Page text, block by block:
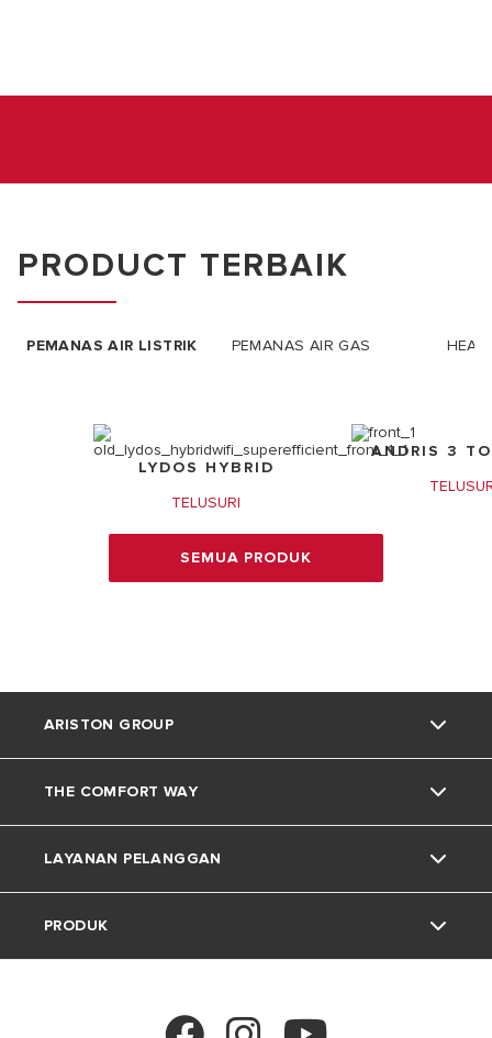
PRODUCT TERBAIK
PEMANAS AIR LISTRIK PEMANAS AIR GAS HEAT
LYDOS HYBRID
TELUSURI
ANDRIS 3
SEMUA PRODUK
ARISTON GROUP
Tentang Ariston
Grup
Karir
THE COMFORT WAY
Trik dan Kiat
Kehidupan Rumah
LAYANAN PELANGGAN
Kontak
PRODUK